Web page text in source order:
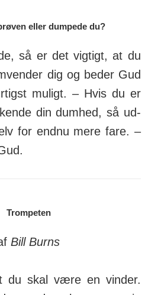
eller dumpede du?
så er det vigtigt, at du
dig og beder Gud
muligt. – Hvis du er
din dumhed, så ud­
for endnu mere fare. –
Trompeten
Bill Burns
du skal være en vinder.